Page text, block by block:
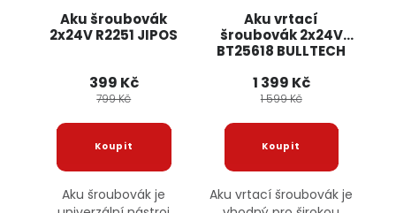
Aku šroubovák
2x24V R2251 JIPOS
399 Kč
799 Kč
Aku šroubovák je
Aku vrtací
šroubovák 2x24V
BT25618 BULLTECH
1 399 Kč
1 599 Kč
Aku vrtací šroubovák je